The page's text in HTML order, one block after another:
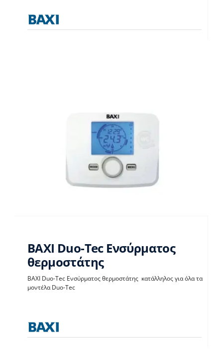
BAXI Duo-Tec
BAXI Duo-Tec Ενσύρματος
θερμοστάτης
BAXI Duo-Tec Ενσύρματος θερμοστάτης κατάλληλος για όλα τα
μοντέλα Duo-Tec